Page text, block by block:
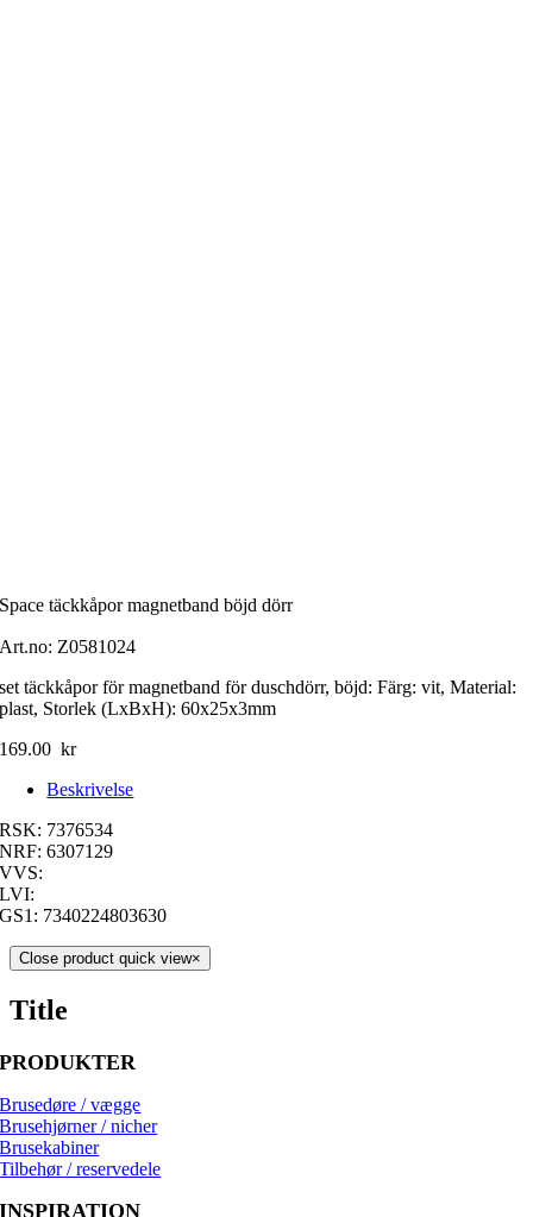
Space täckkåpor magnetband böjd dörr
Art.no: Z0581024
set täckkåpor för magnetband för duschdörr, böjd: Färg: vit, Material:
plast, Storlek (LxBxH): 60x25x3mm
169.00 kr
Beskrivelse
RSK: 7376534
NRF: 6307129
VVS:
LVI:
GS1: 7340224803630
Close product quick view×
Title
PRODUKTER
Brusedøre / vægge
Brusehjørner / nicher
Brusekabiner
Tilbehør / reservedele
INSPIRATION